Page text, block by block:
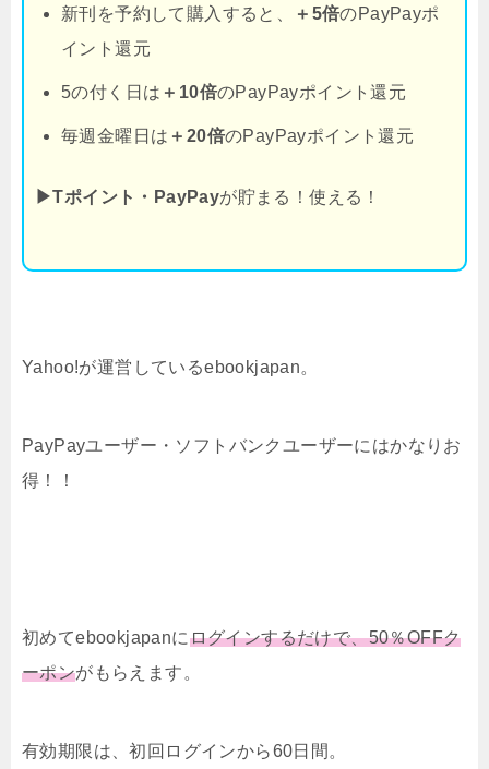
新刊を予約して購入すると、 ＋5倍のPayPayポ
イント還元
5の付く日は ＋10倍のPayPayポイント還元
毎週金曜日は ＋20倍のPayPayポイント還元
▶Tポイント・PayPayが貯まる！使える！
Yahoo!が運営しているebookjapan。
PayPayユーザー・ソフトバンクユーザーにはかなりお
得！！
初めてebookjapanにログインするだけで、50％OFFク
ーポンがもらえます。
有効期限は、初回ログインから60日間。